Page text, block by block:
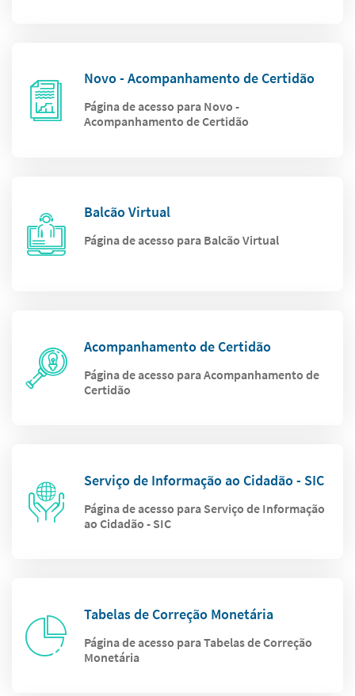
Novo - Acompanhamento de Certidão
Página de acesso para Novo -
Acompanhamento de Certidão
Balcão Virtual
Página de acesso para Balcão Virtual
Acompanhamento de Certidão
Página de acesso para Acompanhamento de
Certidão
Serviço de Informação ao Cidadão - SIC
Página de acesso para Serviço de Informação
ao Cidadão - SIC
Tabelas de Correção Monetária
Página de acesso para Tabelas de Correção
Monetária